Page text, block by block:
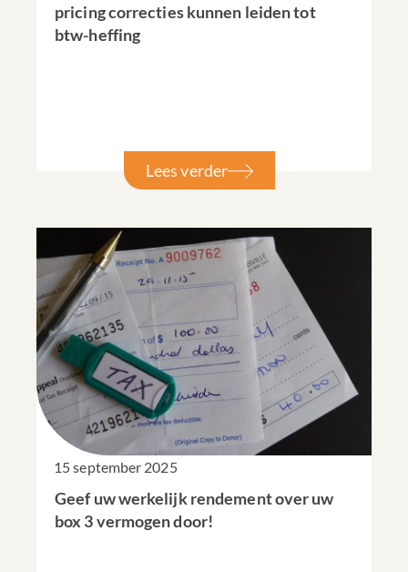
pricing correcties kunnen leiden tot
btw-heffing
Lees verder
15 september 2025
Geef uw werkelijk rendement over uw
box 3 vermogen door!